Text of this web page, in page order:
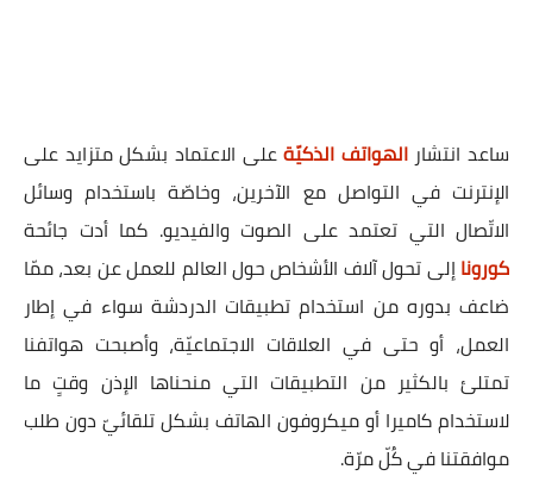
ساعد انتشارالهواتف الذكيّةعلى الاعتماد بشكل متزايد على
الإنترنت في التواصل مع الآخرين، وخاصّة باستخدام وسائل
الاتّصال التي تعتمد على الصوت والفيديو. كما أدت جائحة
كوروناإلى تحول آلاف الأشخاص حول العالم للعمل عن بعد، ممّا
ضاعف بدوره من استخدام تطبيقات الدردشة سواء في إطار
العمل، أو حتى في العلاقات الاجتماعيّة، وأصبحت هواتفنا
تمتلئ بالكثير من التطبيقات التي منحناها الإذن وقتٍ ما
لاستخدام كاميرا أو ميكروفون الهاتف بشكل تلقائيّ دون طلب
موافقتنا في كُلّ مرّة.